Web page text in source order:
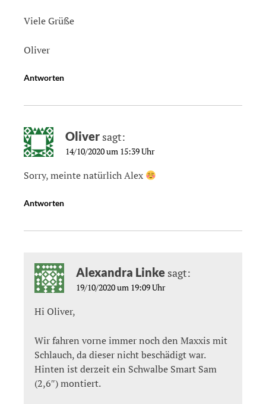
Viele Grüße
Oliver
Antworten
Oliver sagt:
14/10/2020 um 15:39 Uhr
Sorry, meinte natürlich Alex
Antworten
Alexandra Linke sagt:
19/10/2020 um 19:09 Uhr
Hi Oliver,
Wir fahren vorne immer noch den Maxxis mit
Schlauch, da dieser nicht beschädigt war.
Hinten ist derzeit ein Schwalbe Smart Sam
(2,6″) montiert.